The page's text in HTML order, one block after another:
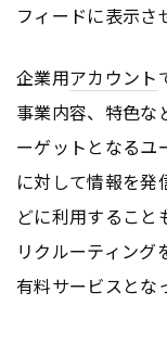
フィードに表示さ
企業用アカウント
事業内容、特色な
ーゲットとなるユ
に対して情報を発
どに利用すること
リクルーティング
有料サービスとな